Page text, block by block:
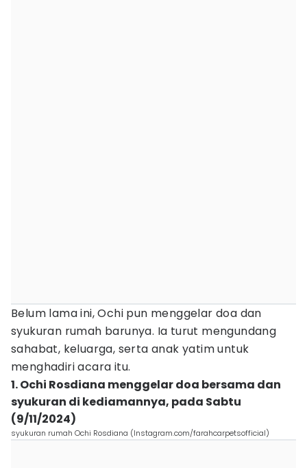
Belum lama ini, Ochi pun menggelar doa dan
syukuran rumah barunya. Ia turut mengundang
sahabat, keluarga, serta anak yatim untuk
menghadiri acara itu.
1. Ochi Rosdiana menggelar doa bersama dan
syukuran di kediamannya, pada Sabtu
(9/11/2024)
syukuran rumah Ochi Rosdiana (Instagram.com/farahcarpetsofficial)